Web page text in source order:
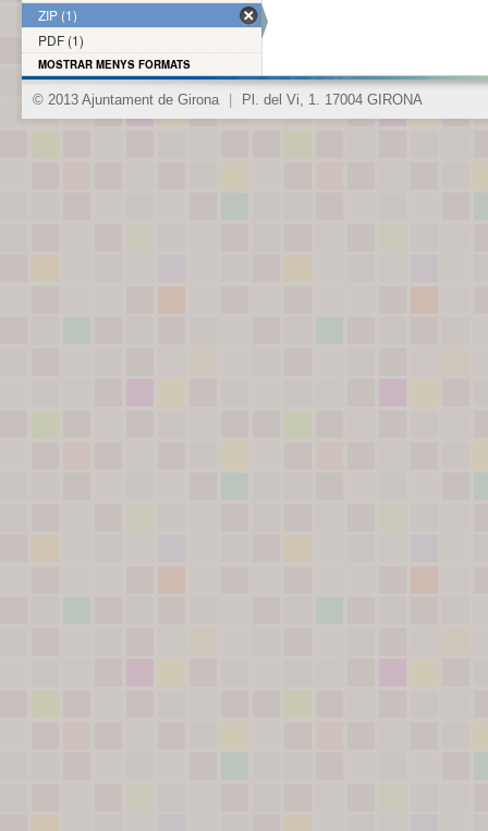
ZIP (1)
PDF (1)
MOSTRAR MENYS FORMATS
© 2013 Ajuntament de Girona Pl. del Vi, 1. 17004 GIRONA